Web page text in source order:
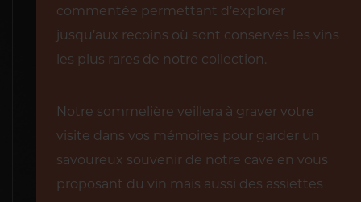
commentée permettant d’explorer
jusqu’aux recoins où sont conservés les vins
les plus rares de notre collection.
Notre sommelière veillera à graver votre
visite dans vos mémoires pour garder un
savoureux souvenir de notre cave en vous
proposant du vin mais aussi des assiettes